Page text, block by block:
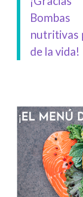
nutritivas
de la vida!